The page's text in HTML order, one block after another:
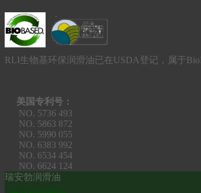
RLI生物基环保润滑油已在USDA登记，属于
美国专利号：
NO. 5736 493
NO. 5863 872
NO. 5990 055
NO. 6383 992
NO. 6534 454
NO. 6624 124
瑞安勃润滑油